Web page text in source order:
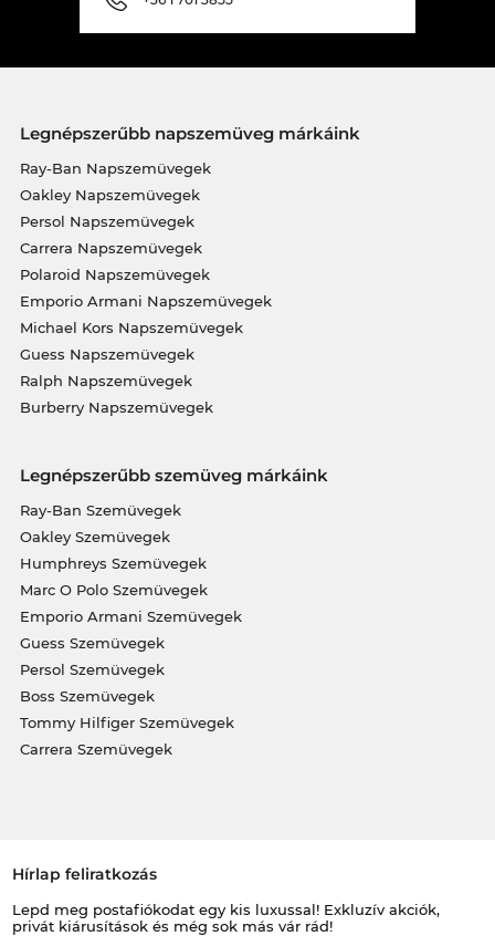
Legnépszerűbb napszemüveg márkáink
Ray-Ban Napszemüvegek
Oakley Napszemüvegek
Persol Napszemüvegek
Carrera Napszemüvegek
Polaroid Napszemüvegek
Emporio Armani Napszemüvegek
Michael Kors Napszemüvegek
Guess Napszemüvegek
Ralph Napszemüvegek
Burberry Napszemüvegek
Legnépszerűbb szemüveg márkáink
Ray-Ban Szemüvegek
Oakley Szemüvegek
Humphreys Szemüvegek
Marc O Polo Szemüvegek
Emporio Armani Szemüvegek
Guess Szemüvegek
Persol Szemüvegek
Boss Szemüvegek
Tommy Hilfiger Szemüvegek
Carrera Szemüvegek
Hírlap feliratkozás
Lepd meg postafiókodat egy kis luxussal! Exkluzív akciók,
privát kiárusítások és még sok más vár rád!